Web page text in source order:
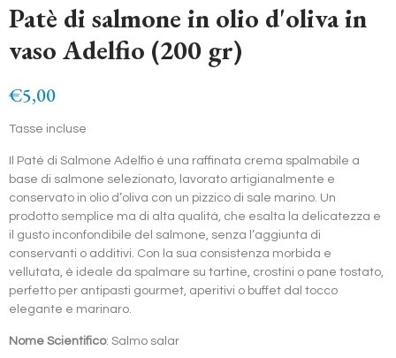
Patè di salmone in olio d'oliva in
vaso Adelfio (200 gr)
€5,00
Tasse incluse
Il Paté di Salmone Adelfio è una raffinata crema spalmabile a
base di salmone selezionato, lavorato artigianalmente e
conservato in olio d’oliva con un pizzico di sale marino. Un
prodotto semplice ma di alta qualità, che esalta la delicatezza e
il gusto inconfondibile del salmone, senza l’aggiunta di
conservanti o additivi. Con la sua consistenza morbida e
vellutata, è ideale da spalmare su tartine, crostini o pane tostato,
perfetto per antipasti gourmet, aperitivi o buffet dal tocco
elegante e marinaro.
Nome Scientifico: Salmo salar